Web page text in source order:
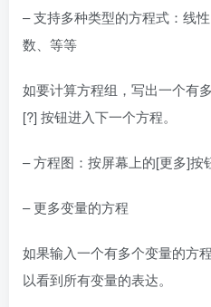
– 支持多种类型的方程式：线
数、等等
如要计算方程组，写出一个有
[?] 按钮进入下一个方程。
– 方程图：按屏幕上的[更多]按
– 更多变量的方程
如果输入一个有多个变量的方
以看到所有变量的表达。